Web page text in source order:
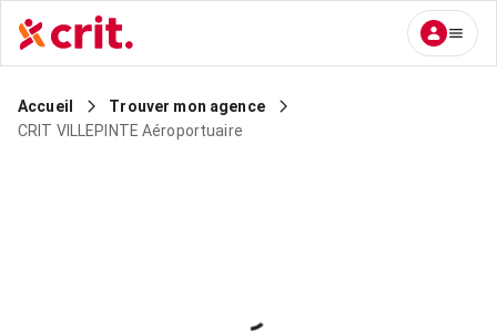
Accueil
Trouver mon agence
CRIT VILLEPINTE Aéroportuaire